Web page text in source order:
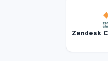
Zendesk